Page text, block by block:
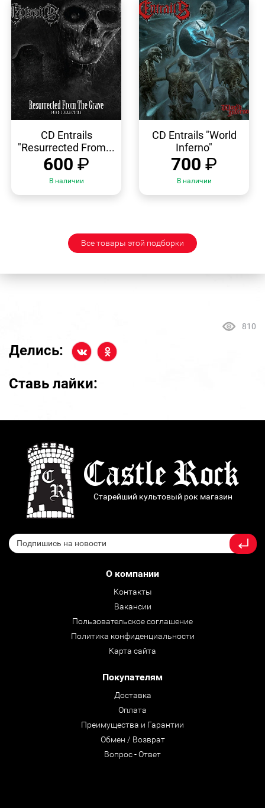
ПРОСМОТР
CD Entrails
"Resurrected From...
600 ₽
В наличии
ПРОСМОТР
CD Entrails "World
Inferno"
700 ₽
В наличии
Все товары этой подборки
810
Делись:
Ставь лайки:
Старейший культовый рок магазин
О компании
Контакты
Вакансии
Пользовательское соглашение
Политика конфиденциальности
Карта сайта
Покупателям
Доставка
Оплата
Преимущества и Гарантии
Обмен / Возврат
Вопрос - Ответ